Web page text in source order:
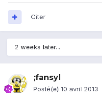
Citer
2 weeks later...
;fansyl
Posté(e) 10 avril 2013